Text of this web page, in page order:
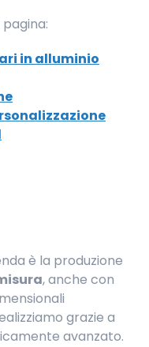
in alluminio
è la produzione
, anche con
grazie a
avanzato.